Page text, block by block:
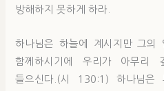
방해하지 못하게 하라.
하나님은 하늘에 계시지만 그의
함께하시기에 우리가 아무리
들으신다.(시 130:1) 하나님은